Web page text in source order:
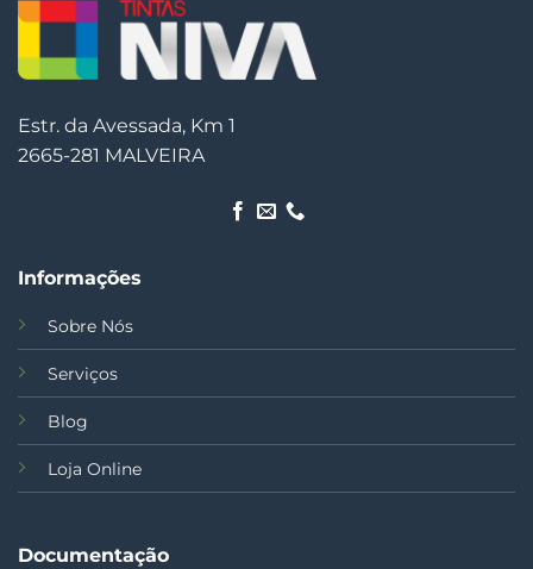
Estr. da Avessada, Km 1
2665-281 MALVEIRA
Informações
Sobre Nós
Serviços
Blog
Loja Online
Documentação